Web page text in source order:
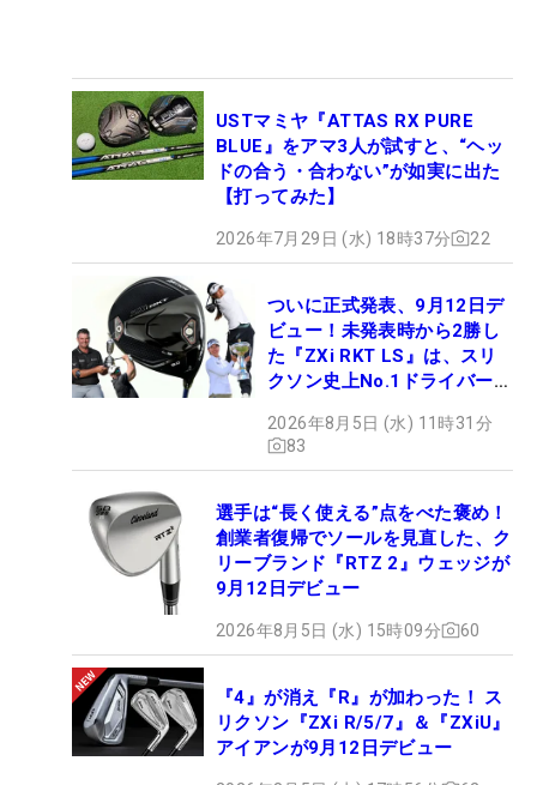
USTマミヤ『ATTAS RX PURE
BLUE』をアマ3人が試すと、“ヘッ
ドの合う・合わない”が如実に出た
【打ってみた】
2026年7月29日 (水) 18時37分 22
ついに正式発表、9月12日デ
ビュー！未発表時から2勝し
た『ZXi RKT LS』は、スリ
クソン史上No.1ドライバー!?
2026年8月5日 (水) 11時31分
83
選手は“長く使える”点をべた褒め！
創業者復帰でソールを見直した、ク
リーブランド『RTZ 2』ウェッジが
9月12日デビュー
2026年8月5日 (水) 15時09分 60
『4』が消え『R』が加わった！ ス
リクソン『ZXi R/5/7』＆『ZXiU』
アイアンが9月12日デビュー